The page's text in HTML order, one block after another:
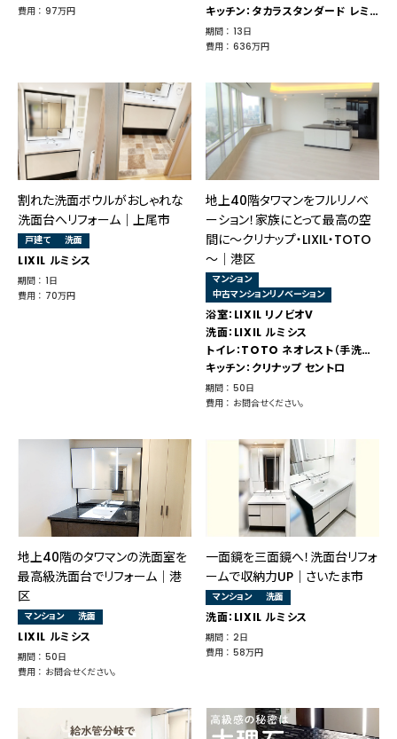
費用 ： 97万円
キッチン：タカラスタンダード レミュー トレーシア
期間 ： 13日
費用 ： 636万円
割れた洗面ボウルがおしゃれな
洗面台へリフォーム｜上尾市
戸建て 洗面
LIXIL ルミシス
期間 ： 1日
費用 ： 70万円
地上40階タワマンをフルリノベ
ーション！家族にとって最高の空
間に～クリナップ・LIXIL・TOTO
～│港区
マンション
中古マンションリノベーション
浴室：LIXIL リノビオV
洗面：LIXIL ルミシス
トイレ：TOTO ネオレスト（手洗い：LIXIL キャパシア）
キッチン：クリナップ セントロ
期間 ： 50日
費用 ： お問合せください。
地上40階のタワマンの洗面室を
最高級洗面台でリフォーム│港
区
マンション 洗面
LIXIL ルミシス
期間 ： 50日
費用 ： お問合せください。
一面鏡を三面鏡へ！洗面台リフォ
ームで収納力UP｜さいたま市
マンション 洗面
洗面：LIXIL ルミシス
期間 ： 2日
費用 ： 58万円